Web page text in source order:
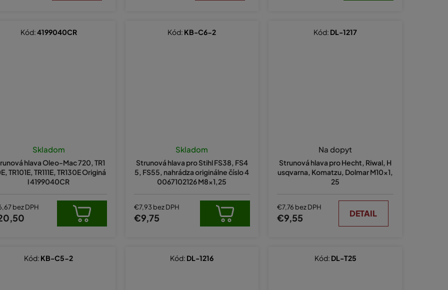
hlava Oleo-Mac 720, TR1
TR101E, TR111E, TR130E Originá
l 4199040CR
Skladom
bez DPH
Kód:4199040CR
Strunová hlava pro Stihl FS38, FS4
5, FS55, nahrádza originálne číslo 4
0067102126 M8x1,25
Skladom
€7,93 bez DPH
€9,75
Kód: KB-C6-2
Strunová hlava pro Hecht, Riwal, H
usqvarna, Komatzu, Dolmar M10x1,
25
Na dopyt
€7,76 bez DPH
€9,55 DETAIL
Kód: DL-1217
Kód: KB-C5-2 Kód: DL-1216 Kód: DL-T25